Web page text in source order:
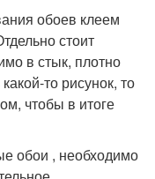
обоев клеем
стоит
в стык, плотно
то рисунок, то
чтобы в итоге
обои , необходимо